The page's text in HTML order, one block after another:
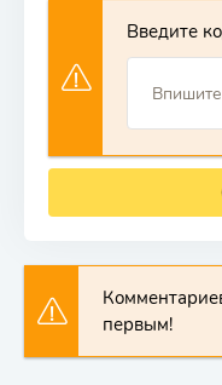
Введите
первым!